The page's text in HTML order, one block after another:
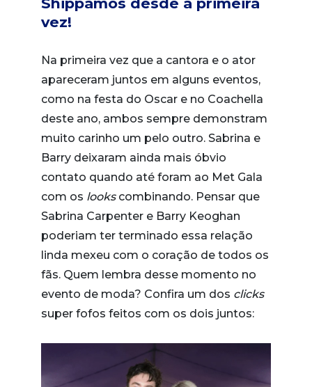
vez!
Na primeira vez que a cantora e o ator
apareceram juntos em alguns eventos,
como na festa do Oscar e no Coachella
deste ano, ambos sempre demonstram
muito carinho um pelo outro. Sabrina e
Barry deixaram ainda mais óbvio
contato quando até foram ao Met Gala
com os lookscombinando. Pensar que
Sabrina Carpenter e Barry Keoghan
poderiam ter terminado essa relação
linda mexeu com o coração de todos os
fãs. Quem lembra desse momento no
evento de moda? Confira um dos clicks
super fofos feitos com os dois juntos: